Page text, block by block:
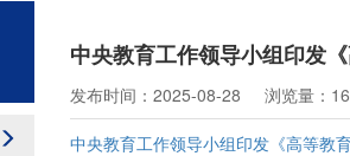
中央教育工作领导小组印发
发布时间：2025-08-28 浏览量：
中央教育工作领导小组印发《高等教